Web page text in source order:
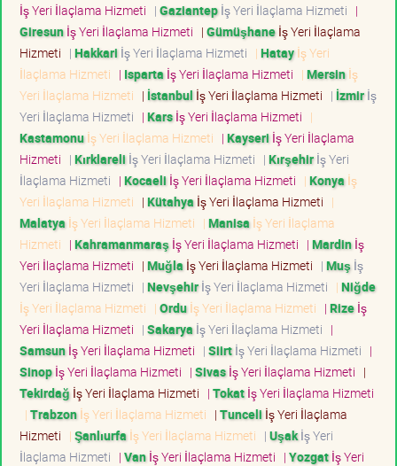
İş Yeri İlaçlama Hizmeti | Gaziantepİş Yeri İlaçlama Hizmeti |
Giresunİş Yeri İlaçlama Hizmeti | Gümüşhaneİş Yeri İlaçlama
Hizmeti | Hakkari İş Yeri İlaçlama Hizmeti | Hatayİş Yeri
İlaçlama Hizmeti | Isparta İş Yeri İlaçlama Hizmeti | Mersinİş
Yeri İlaçlama Hizmeti | İstanbul İş Yeri İlaçlama Hizmeti | İzmirİş
Yeri İlaçlama Hizmeti | Karsİş Yeri İlaçlama Hizmeti |
Kastamonuİş Yeri İlaçlama Hizmeti | Kayseri İş Yeri İlaçlama
Hizmeti | Kırklareli İş Yeri İlaçlama Hizmeti | Kırşehirİş Yeri
İlaçlama Hizmeti | Kocaeli İş Yeri İlaçlama Hizmeti | Konya İş
Yeri İlaçlama Hizmeti | Kütahya İş Yeri İlaçlama Hizmeti |
Malatya İş Yeri İlaçlama Hizmeti | Manisa İş Yeri İlaçlama
Hizmeti | Kahramanmaraş İş Yeri İlaçlama Hizmeti | Mardinİş
Yeri İlaçlama Hizmeti | Muğla İş Yeri İlaçlama Hizmeti | Muş İş
Yeri İlaçlama Hizmeti | Nevşehirİş Yeri İlaçlama Hizmeti | Niğde
İş Yeri İlaçlama Hizmeti | Orduİş Yeri İlaçlama Hizmeti | Rizeİş
Yeri İlaçlama Hizmeti | Sakarya İş Yeri İlaçlama Hizmeti |
Samsunİş Yeri İlaçlama Hizmeti | Siirtİş Yeri İlaçlama Hizmeti |
Sinopİş Yeri İlaçlama Hizmeti | Sivasİş Yeri İlaçlama Hizmeti |
Tekirdağ İş Yeri İlaçlama Hizmeti | Tokatİş Yeri İlaçlama Hizmeti
| Trabzonİş Yeri İlaçlama Hizmeti | Tunceli İş Yeri İlaçlama
Hizmeti | Şanlıurfa İş Yeri İlaçlama Hizmeti | Uşakİş Yeri
İlaçlama Hizmeti | Vanİş Yeri İlaçlama Hizmeti | Yozgatİş Yeri